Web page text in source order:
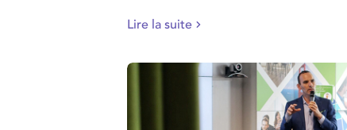
Lire la suite